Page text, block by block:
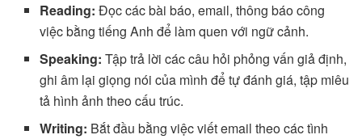
Reading: Đọc các bài báo, email, thông báo công
việc bằng tiếng Anh để làm quen với ngữ cảnh.
Speaking: Tập trả lời các câu hỏi phỏng vấn giả định,
ghi âm lại giọng nói của mình để tự đánh giá, tập miêu
tả hình ảnh theo cấu trúc.
Writing: Bắt đầu bằng việc viết email theo các tình